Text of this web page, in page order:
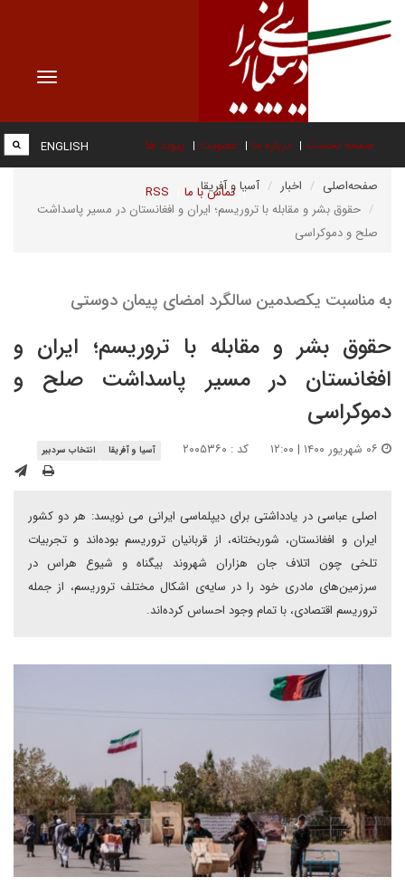
Toggle
صفحه نخست درباره ما عضویت پیوند ها
تماس با ما RSS
ENGLISH
صفحه‌اصلی اخبار
آسیا و آفریقا
حقوق بشر و مقابله با تروریسم؛ ایران و افغانستان در مسیر پاسداشت
صلح و دموکراسی
به مناسبت یکصدمین سالگرد امضای پیمان دوستی
حقوق بشر و مقابله با تروریسم؛ ایران و
افغانستان در مسیر پاسداشت صلح و
دموکراسی
کد : ۲۰۰۵۳۶۰ آسیا و آفریقا انتخاب سردبیر
اصلی عباسی در یادداشتی برای دیپلماسی ایرانی می نویسد: هر دو کشور
ایران و افغانستان، شوربختانه، از قربانیان تروریسم بوده‌اند و تجربیات
تلخی چون اتلاف جان هزاران شهروند بیگناه و شیوع هراس در
سرزمین‌های مادری خود را در سایه‌ی اشکال مختلف تروریسم، از جمله
تروریسم اقتصادی،‌ با تمام وجود احساس کرده‌اند.